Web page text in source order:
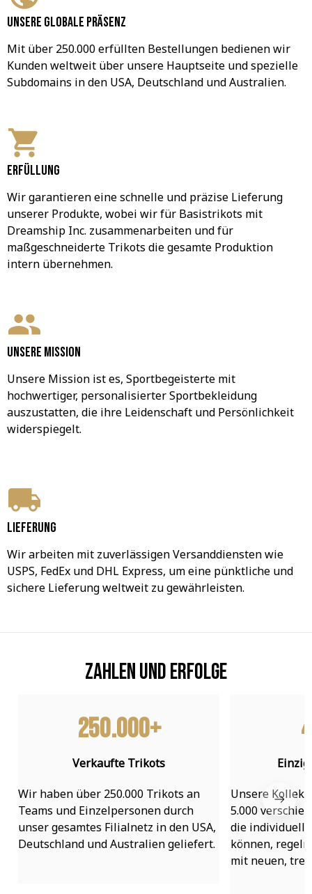
Unsere globale Präsenz
Mit über 250.000 erfüllten Bestellungen bedienen wir
Kunden weltweit über unsere Hauptseite und spezielle
Subdomains in den USA, Deutschland und Australien.
Erfüllung
Wir garantieren eine schnelle und präzise Lieferung
unserer Produkte, wobei wir für Basistrikots mit
Dreamship Inc. zusammenarbeiten und für
maßgeschneiderte Trikots die gesamte Produktion
intern übernehmen.
Unsere Mission
Unsere Mission ist es, Sportbegeisterte mit
hochwertiger, personalisierter Sportbekleidung
auszustatten, die ihre Leidenschaft und Persönlichkeit
widerspiegelt.
Lieferung
Wir arbeiten mit zuverlässigen Versanddiensten wie
USPS, FedEx und DHL Express, um eine pünktliche und
sichere Lieferung weltweit zu gewährleisten.
Zahlen und Erfolge
250.000+
Verkaufte Trikots
Wir haben über 250.000 Trikots an
Teams und Einzelpersonen durch
unser gesamtes Filialnetz in den USA,
Deutschland und Australien geliefert.
Unsere
5.000
die individuell
können,
mit neuen,